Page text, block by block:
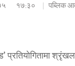
१७:३० पब्लिक
प्रतियोगितामा